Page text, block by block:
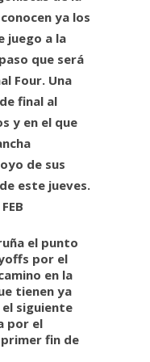
ya los
juego a la
que será
Four. Una
final al
y en el que
de sus
este jueves.
el punto
por el
en la
tienen ya
siguiente
por el
primer fin de